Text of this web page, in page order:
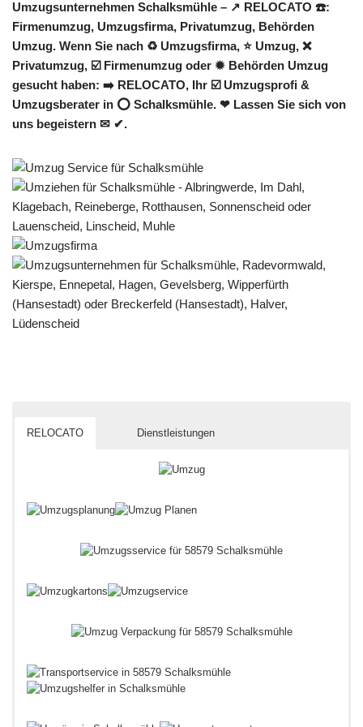
Umzugsunternehmen Schalksmühle – ↗️ RELOCATO ☎️:
Firmenumzug, Umzugsfirma, Privatumzug, Behörden
Umzug. Wenn Sie nach ♻ Umzugsfirma, ⭐ Umzug, ❌
Privatumzug, ☑️ Firmenumzug oder ✹ Behörden Umzug
gesucht haben: ➡️ RELOCATO, Ihr ☑️ Umzugsprofi &
Umzugsberater in ⭕ Schalksmühle. ❤ Lassen Sie sich von
uns begeistern ✉ ✔.
RELOCATO Dienstleistungen